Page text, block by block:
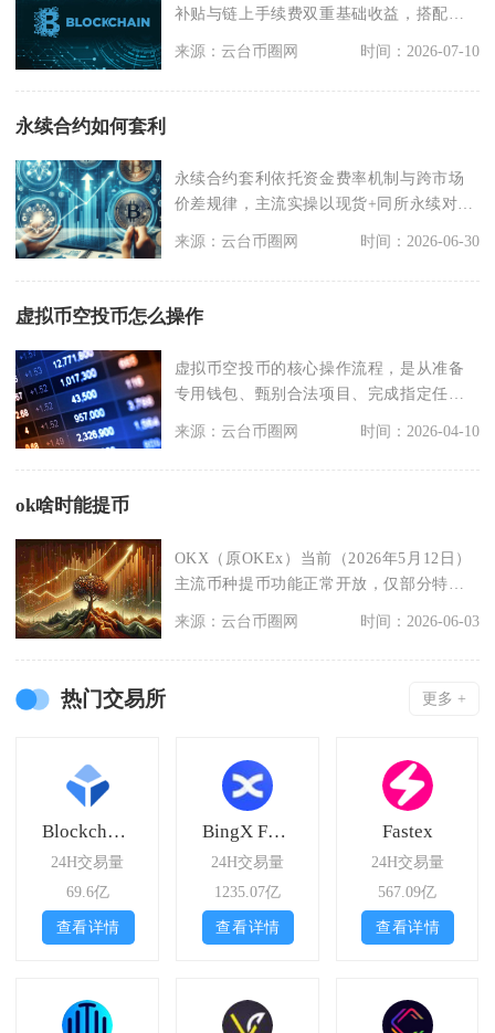
补贴与链上手续费双重基础收益，搭配电
价管控、矿机选型、
来源：云台币圈网 时间：2026-07-10
永续合约如何套利
永续合约套利依托资金费率机制与跨市场
价差规律，主流实操以现货+同所永续对
来源：云台币圈网 时间：2026-06-30
虚拟币空投币怎么操作
虚拟币空投币的核心操作流程，是从准备
专用钱包、甄别合法项目、完成指定任
来源：云台币圈网 时间：2026-04-10
ok啥时能提币
OKX（原OKEx）当前（2026年5月12日）
主流币种提币功能正常开放，仅部分特定
来源：云台币圈网 时间：2026-06-03
热门交易所 更多 +
Blockchain.com
24H交易量
69.6亿
查看详情
BingX Futures
24H交易量
1235.07亿
查看详情
Fastex
24H交易量
567.09亿
查看详情